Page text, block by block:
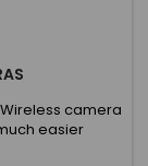
camera
easier